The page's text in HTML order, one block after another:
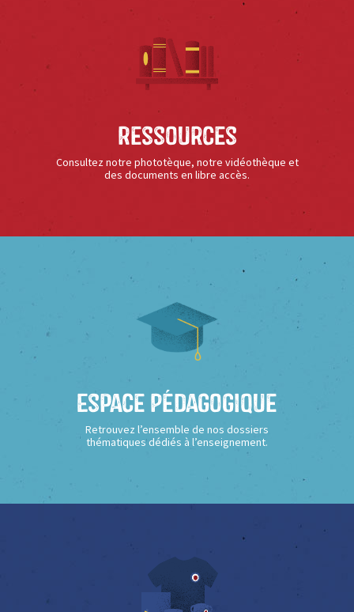
Ressources
Consultez notre phototèque, notre vidéothèque et
des documents en libre accès.
Espace Pédagogique
Retrouvez l’ensemble de nos dossiers
thématiques dédiés à l’enseignement.